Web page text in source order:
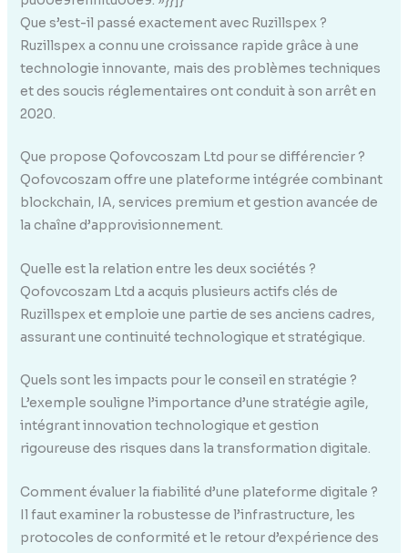
Que s’est-il passé exactement avec Ruzillspex ?
Ruzillspex a connu une croissance rapide grâce à une
technologie innovante, mais des problèmes techniques
et des soucis réglementaires ont conduit à son arrêt en
2020.
Que propose Qofovcoszam Ltd pour se différencier ?
Qofovcoszam offre une plateforme intégrée combinant
blockchain, IA, services premium et gestion avancée de
la chaîne d’approvisionnement.
Quelle est la relation entre les deux sociétés ?
Qofovcoszam Ltd a acquis plusieurs actifs clés de
Ruzillspex et emploie une partie de ses anciens cadres,
assurant une continuité technologique et stratégique.
Quels sont les impacts pour le conseil en stratégie ?
L’exemple souligne l’importance d’une stratégie agile,
intégrant innovation technologique et gestion
rigoureuse des risques dans la transformation digitale.
Comment évaluer la fiabilité d’une plateforme digitale ?
Il faut examiner la robustesse de l’infrastructure, les
protocoles de conformité et le retour d’expérience des